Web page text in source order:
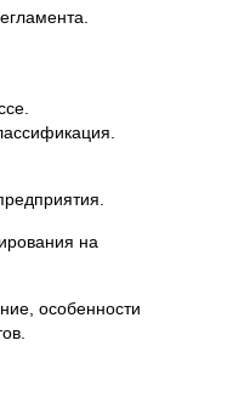
на
особенности